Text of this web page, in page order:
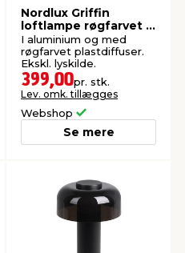
Nordlux Griffin
loftlampe røgfarvet -
udendørs
I aluminium og med
røgfarvet plastdiffuser.
Ekskl. lyskilde.
399,00pr. stk.
Lev. omk. tillægges
Webshop
Se mere